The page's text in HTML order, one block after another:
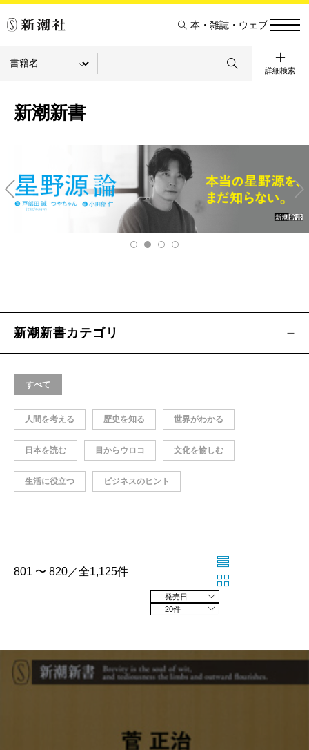
本・雑誌・ウェブ
詳細検索
新潮新書
v
Ne
xt
新潮新書カテゴリ
すべて
人間を考える 歴史を知る 世界がわかる
日本を読む 目からウロコ 文化を愉しむ
生活に役立つ ビジネスのヒント
801 〜 820／全1,125件
20件